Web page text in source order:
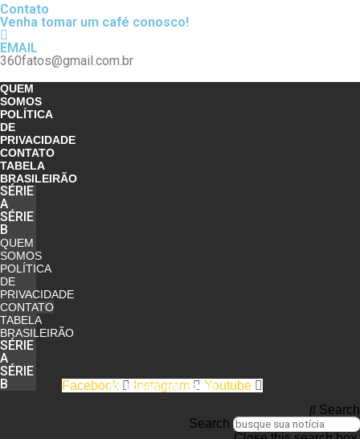
Contato
Venha tomar um café conosco!
EMAIL
360fatos@gmail.com.br
QUEM
SOMOS
POLÍTICA
DE
PRIVACIDADE
CONTATO
TABELA
BRASILEIRÃO
SÉRIE
A
SÉRIE
B
QUEM
SOMOS
POLÍTICA
DE
PRIVACIDADE
CONTATO
TABELA
BRASILEIRÃO
SÉRIE
A
SÉRIE
B
nos siga nas redes sociais
Facebook Instagram
Youtube
Search
Search